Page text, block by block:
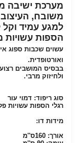
מערכת ישיבה
משובח, העיצוב
למגע עמיד וקל
הספות עשויות
עשוים שכבות ספוג
ואורטופדית.
בבסיס המושבים
ולחיזוק מרבי.
סוג ריפוד: דמוי עור
רגלי הספות עשויות
מידות דו:
אורך: 160ס''מ